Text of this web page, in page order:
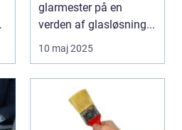
glarmester på en
verden af glasløsning...
10 maj 2025